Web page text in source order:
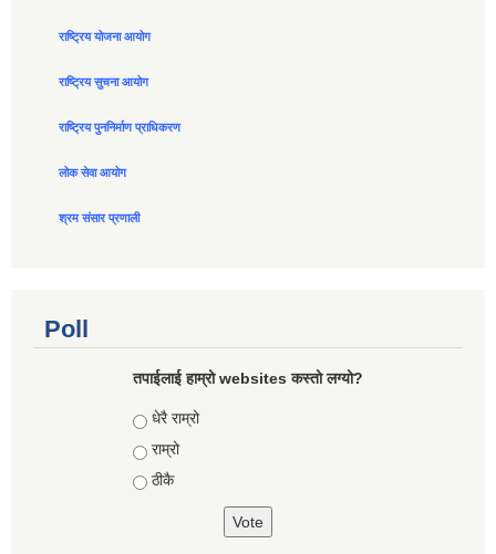
राष्ट्रिय योजना आयोग
राष्ट्रिय सुचना आयोग
राष्ट्रिय पुननिर्माण प्राधिकरण
लोक सेवा आयोग
श्रम संसार प्रणाली
Poll
तपाईलाई हाम्रो websites कस्तो लग्यो?
Choices
धेरै राम्रो
राम्रो
ठीकै